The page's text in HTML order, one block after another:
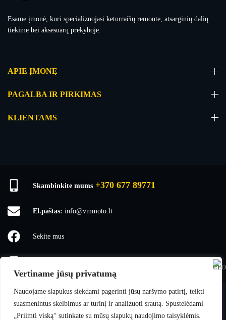
Vertiname jūsų privatumą
Naudojame slapukus siekdami pagerinti jūsų naršymo patirtį, teikti
suasmenintus skelbimus ar turinį ir analizuoti srautą. Spustelėdami
„Priimti viską“ sutinkate su mūsų slapukų naudojimo taisyklėmis.
Esame įmonė, kuri specializuojasi keturračių remonte, atsarginių dalių
tiekime bei aksesuarų prekyboje.
APIE ĮMONĘ
PAGALBA IR PIRKIMAS
KLIENTAMS
Skambinkite mums +370 677 89771
El.paštas: info@vmmoto.lt
Sekite mus
VMmoto© 2025 Visos teisės saugomos.